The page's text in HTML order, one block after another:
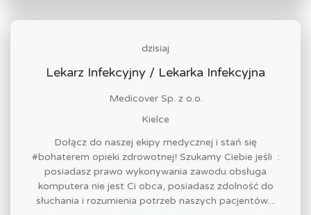
dzisiaj
Lekarz Infekcyjny / Lekarka Infekcyjna
Medicover Sp. z o.o.
Kielce
Dołącz do naszej ekipy medycznej i stań się
#bohaterem opieki zdrowotnej! Szukamy Ciebie jeśli ​ :
posiadasz prawo wykonywania zawodu obsługa
komputera nie jest Ci obca, posiadasz zdolność do
słuchania i rozumienia potrzeb naszych pacjentów....